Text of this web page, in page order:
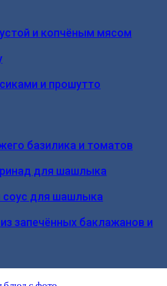
и копчёным мясом
и прошутто
базилика и томатов
для шашлыка
соус для шашлыка
запечённых баклажанов и